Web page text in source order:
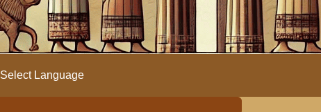
Select Language